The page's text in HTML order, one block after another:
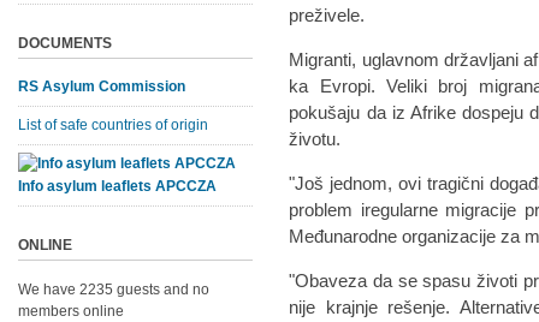
preživele.
Migranti, uglavnom državljani
ka Evropi. Veliki broj
pokušaju da iz Afrike dospeju
životu.
"Još jednom, ovi tragični
problem iregularne migracije
Međunarodne organizacije za
"Obaveza da se spasu životi
nije krajnje rešenje.
DOCUMENTS
RS Asylum Commission
List of safe countries of origin
Info asylum leaflets APCCZA
ONLINE
We have 2235 guests and no
members online